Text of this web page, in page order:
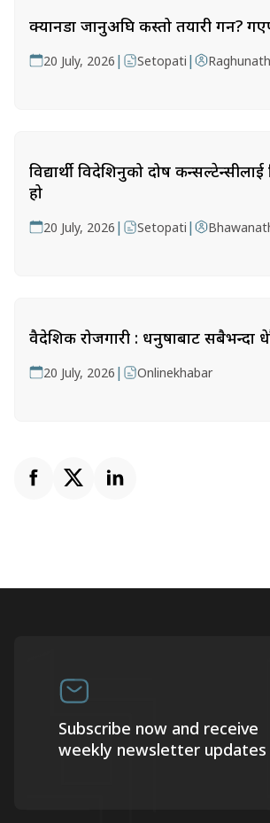
क्यानडा जानुअघि कस्तो तयारी गर्ने?
20 July, 2026 | Setopati |
विद्यार्थी विदेशिनुको दोष
हो
20 July, 2026 | Setopati |
वैदेशिक रोजगारी : धनुषाबाट सबैभन्दा
20 July, 2026 | Onlinekhabar
Subscribe now and receive
weekly newsletter updates